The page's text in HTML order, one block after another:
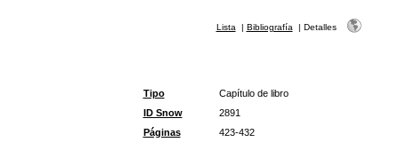
Lista | Bibliografía | Detalles
Tipo
Capítulo de libro
ID Snow
2891
Páginas
423-432